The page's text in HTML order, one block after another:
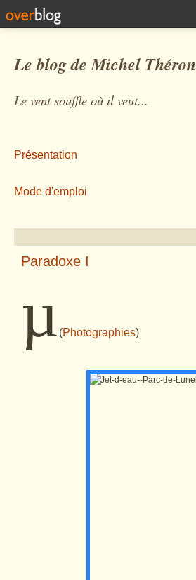
Le blog de Michel Théron
Le vent souffle où il veut...
Présentation
Mode d'emploi
Paradoxe I
µ (Photographies)